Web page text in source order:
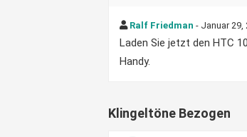
Ralf Friedman - Januar 29,
Laden Sie jetzt den HTC
Handy.
Klingeltöne Bezogen